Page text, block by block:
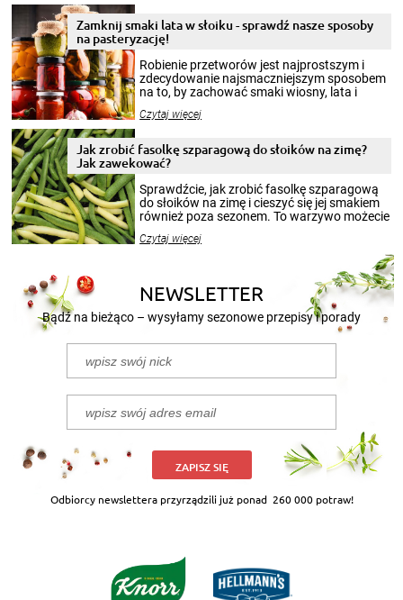
Zamknij smaki lata w słoiku - sprawdź nasze sposoby
na pasteryzację!
Robienie przetworów jest najprostszym i
zdecydowanie najsmaczniejszym sposobem
na to, by zachować smaki wiosny, lata i
krajobrazów, by cieszyć nimi oko w sezonie
pełni poczuć atmosferę cieplejszych
miesięcy. Przygotowanie słoików ze
patenty, które pozwolą zachować świeżość
przetworów.
Czytaj więcej
Jak zrobić fasolkę szparagową do słoików na zimę?
Jak zawekować?
Sprawdźcie, jak zrobić fasolkę szparagową
do słoików na zimę i cieszyć się jej smakiem
również poza sezonem. To warzywo możecie
nasze propozycje!
Czytaj więcej
NEWSLETTER
Bądź na bieżąco – wysyłamy sezonowe przepisy i porady
ZAPISZ SIĘ
Odbiorcy newslettera przyrządzili już ponad 260 000 potraw!